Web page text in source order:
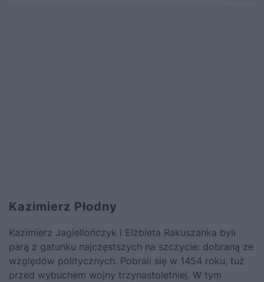
Kazimierz Płodny
Kazimierz Jagiellończyk i Elżbieta Rakuszanka byli
parą z gatunku najczęstszych na szczycie: dobraną ze
względów politycznych. Pobrali się w 1454 roku, tuż
przed wybuchem wojny trzynastoletniej. W tym